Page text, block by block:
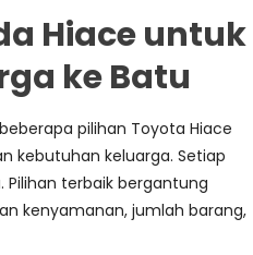
Hiace untuk
ke Batu
pilihan Toyota Hiace
kebutuhan keluarga. Setiap
terbaik bergantung
kenyamanan, jumlah barang,